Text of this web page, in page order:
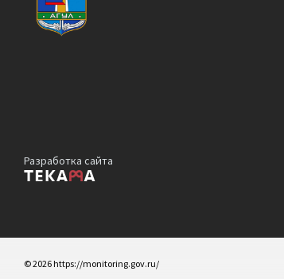
Разработка сайта
© 2026 https://monitoring.gov.ru/